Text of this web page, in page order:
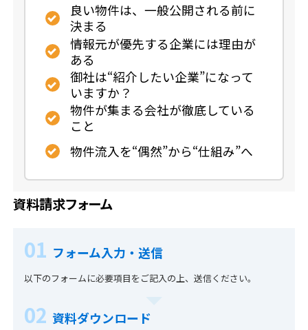
良い物件は、一般公開される前に
決まる
情報元が優先する企業には理由が
ある
御社は“紹介したい企業”になって
いますか？
物件が集まる会社が徹底している
こと
物件流入を“偶然”から“仕組み”へ
資料請求フォーム
01 フォーム入力・送信
以下のフォームに必要項目をご記入の上、送信ください。
02 資料ダウンロード